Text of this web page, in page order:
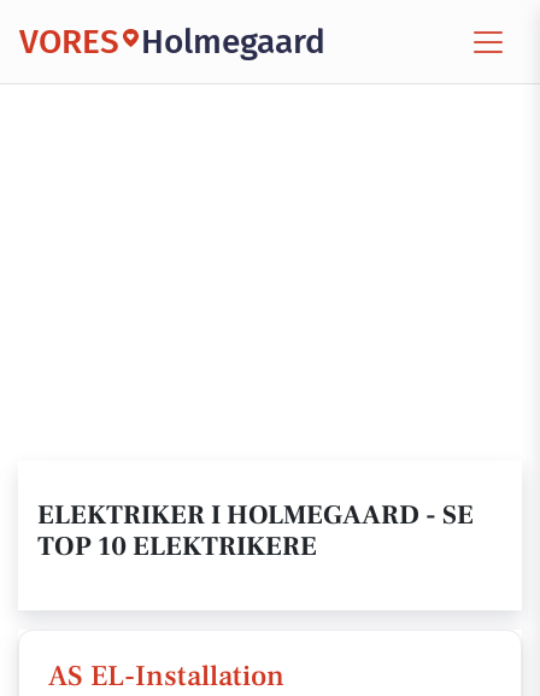
VORES Holmegaard
ELEKTRIKER I HOLMEGAARD - SE
TOP 10 ELEKTRIKERE
AS EL-Installation